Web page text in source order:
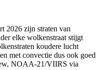
2026 zijn straten van
elke wolkenstraat stijgt
koudere lucht
met convectie dus ook goed
NOAA-21/VIIRS via